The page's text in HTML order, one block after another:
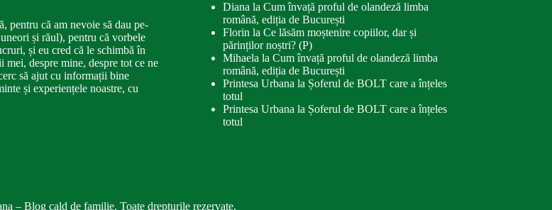
pentru că am nevoie să dau pe-
și răul), pentru că vorbele
și eu cred că le schimbă în
mei, despre mine, despre tot ce ne
să ajut cu informații bine
și experiențele noastre, cu
Diana la Cum învață proful de olandeză limba
română, ediția de București
Florin la Ce lăsăm moștenire copiilor, dar și
părinților noștri? (P)
Mihaela la Cum învață proful de olandeză limba
română, ediția de București
Printesa Urbana la Șoferul de BOLT care a înțeles
totul
Printesa Urbana la Șoferul de BOLT care a înțeles
totul
– Blog cald de familie. Toate drepturile rezervate.